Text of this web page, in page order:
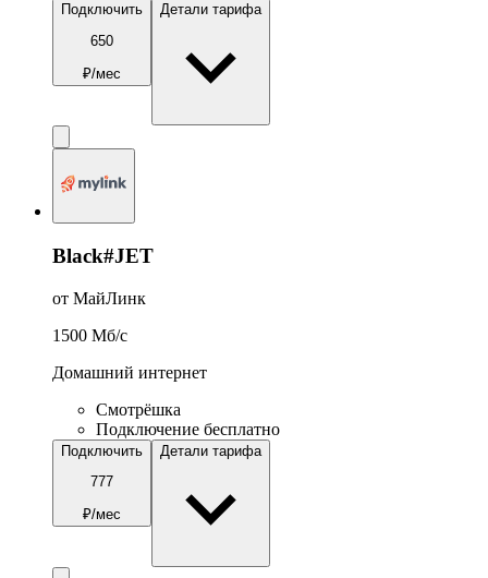
Подключить
650
₽/мес
Детали тарифа
Black#JET
от МайЛинк
1500 Мб/c
Домашний интернет
Смотрёшка
Подключение бесплатно
Подключить
777
₽/мес
Детали тарифа